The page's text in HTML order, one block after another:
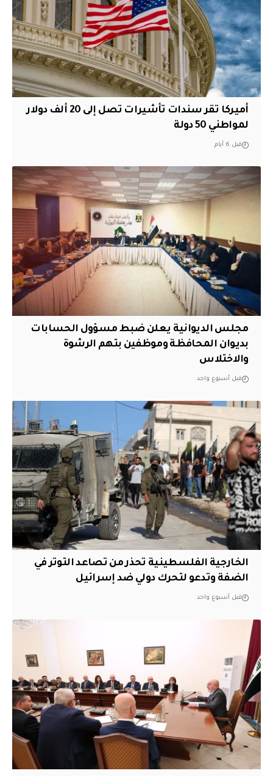
أميركا تقر سندات تأشيرات تصل إلى 20 ألف دولار
لمواطني 50 دولة
قبل 6 أيام
مجلس الديوانية يعلن ضبط مسؤول الحسابات
بديوان المحافظة وموظفين بتهم الرشوة
والاختلاس
قبل أسبوع واحد
الخارجية الفلسطينية تحذر من تصاعد التوتر في
الضفة وتدعو لتحرك دولي ضد إسرائيل
قبل أسبوع واحد